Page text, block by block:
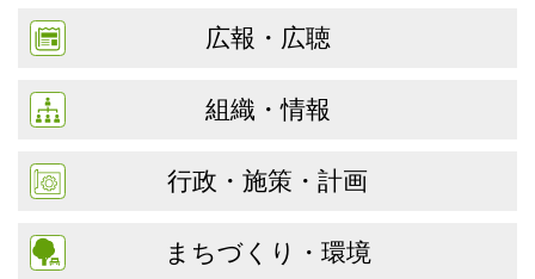
広報・広聴
組織・情報
行政・施策・計画
まちづくり・環境